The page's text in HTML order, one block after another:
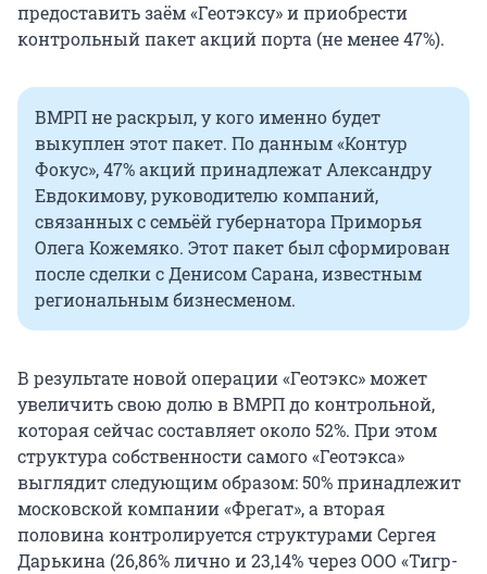
предоставить заём «Геотэксу» и приобрести
контрольный пакет акций порта (не менее 47%).
ВМРП не раскрыл, у кого именно будет
выкуплен этот пакет. По данным «Контур
Фокус», 47% акций принадлежат Александру
Евдокимову, руководителю компаний,
связанных с семьёй губернатора Приморья
Олега Кожемяко. Этот пакет был сформирован
после сделки с Денисом Сарана, известным
региональным бизнесменом.
В результате новой операции «Геотэкс» может
увеличить свою долю в ВМРП до контрольной,
которая сейчас составляет около 52%. При этом
структура собственности самого «Геотэкса»
выглядит следующим образом: 50% принадлежит
московской компании «Фрегат», а вторая
половина контролируется структурами Сергея
Дарькина (26,86% лично и 23,14% через ООО «Тигр-